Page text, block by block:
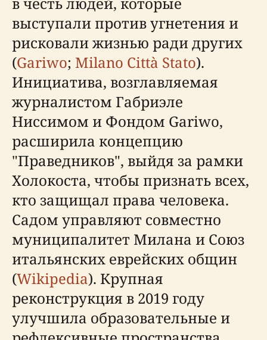
выступали против угнетения и
рисковали жизнью ради других
(Gariwo; Milano Città Stato).
Инициатива, возглавляемая
журналистом Габриэле
Ниссимом и Фондом Gariwo,
расширила концепцию
"Праведников", выйдя за рамки
Холокоста, чтобы признать всех,
кто защищал права человека.
Садом управляют совместно
муниципалитет Милана и Союз
итальянских еврейских общин
(Wikipedia). Крупная
реконструкция в 2019 году
улучшила образовательные и